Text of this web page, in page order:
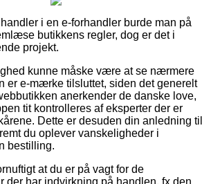
i en e-forhandler burde man på
butikkens regler, dog er det i
projekt.
kunne måske være at se nærmere
er e-mærke tilsluttet, siden det generelt
anerkender de danske love,
tit kontrolleres af eksperter der er
Dette er desuden din anledning til
du oplever vanskeligheder i
bestilling.
at du er på vagt for de
der har indvirkning på handlen, fx den